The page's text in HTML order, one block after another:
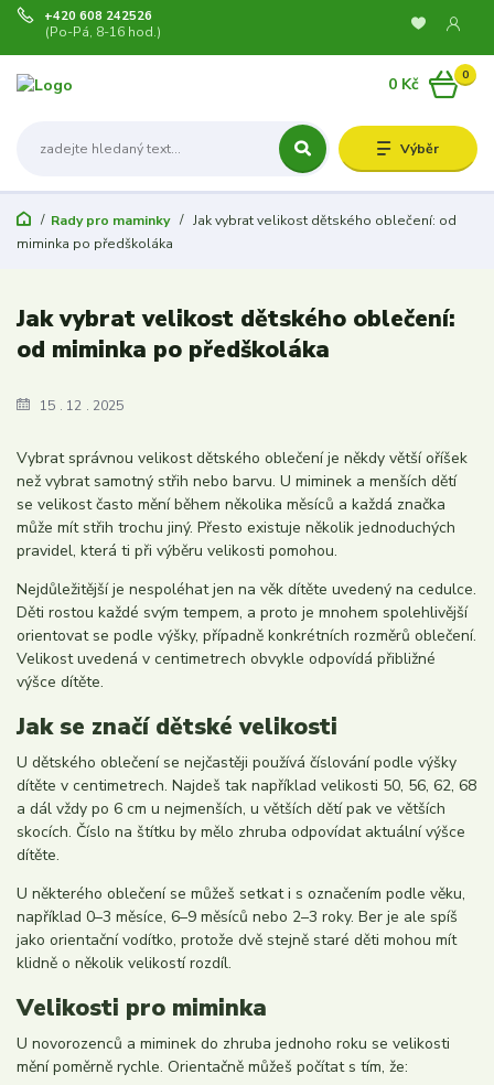
Výběr
+420 608 242526
(Po-Pá, 8-16 hod.)
0
0 Kč
Rady pro maminky
Jak vybrat velikost dětského oblečení: od
miminka po předškoláka
15 12 2025
Jak vybrat velikost dětského oblečení:
od miminka po předškoláka
Vybrat správnou velikost dětského oblečení je někdy větší oříšek
než vybrat samotný střih nebo barvu. U miminek a menších dětí
se velikost často mění během několika měsíců a každá značka
může mít střih trochu jiný. Přesto existuje několik jednoduchých
pravidel, která ti při výběru velikosti pomohou.
Nejdůležitější je nespoléhat jen na věk dítěte uvedený na cedulce.
Děti rostou každé svým tempem, a proto je mnohem spolehlivější
orientovat se podle výšky, případně konkrétních rozměrů oblečení.
Velikost uvedená v centimetrech obvykle odpovídá přibližné
výšce dítěte.
Jak se značí dětské velikosti
U dětského oblečení se nejčastěji používá číslování podle výšky
dítěte v centimetrech. Najdeš tak například velikosti 50, 56, 62, 68
a dál vždy po 6 cm u nejmenších, u větších dětí pak ve větších
skocích. Číslo na štítku by mělo zhruba odpovídat aktuální výšce
dítěte.
U některého oblečení se můžeš setkat i s označením podle věku,
například 0–3 měsíce, 6–9 měsíců nebo 2–3 roky. Ber je ale spíš
jako orientační vodítko, protože dvě stejně staré děti mohou mít
klidně o několik velikostí rozdíl.
Velikosti pro miminka
U novorozenců a miminek do zhruba jednoho roku se velikosti
mění poměrně rychle. Orientačně můžeš počítat s tím, že: